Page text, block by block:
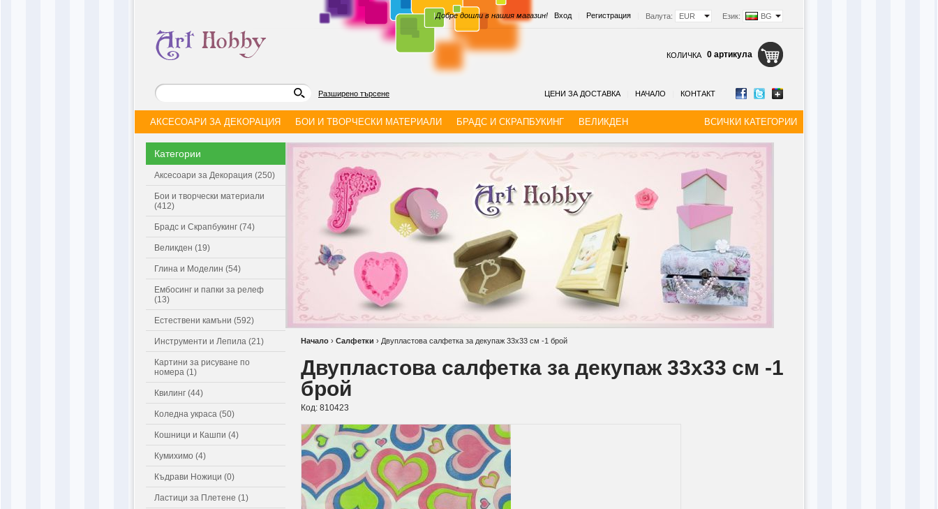
Език: BG
Валута: EUR
Вход Регистрация
Добре дошли в нашия магазин!
|
КОЛИЧКА 0 артикула
Разширено търсене ЦЕНИ ЗА ДОСТАВКА НАЧАЛО КОНТАКТ
АКСЕСОАРИ ЗА ДЕКОРАЦИЯ БОИ И ТВОРЧЕСКИ МАТЕРИАЛИ БРАДС И СКРАПБУКИНГ ВЕЛИКДЕН ВСИЧКИ КАТЕГОРИИ
Категории
Аксесоари за Декорация (250)
Бои и творчески материали
(412)
Брадс и Скрапбукинг (74)
Великден (19)
Глина и Моделин (54)
Ембосинг и папки за релеф
(13)
Естествени камъни (592)
Инструменти и Лепила (21)
Картини за рисуване по
номера (1)
Квилинг (44)
Коледна украса (50)
Кошници и Кашпи (4)
Кумихимо (4)
Къдрави Ножици (0)
Ластици за Плетене (1)
Начало › Салфетки › Двупластова салфетка за декупаж 33х33 см -1 брой
Двупластова салфетка за декупаж 33х33 см -1
брой
Код: 810423